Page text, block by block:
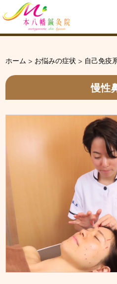
ホーム > お悩みの症状 > 自己免疫
慢性